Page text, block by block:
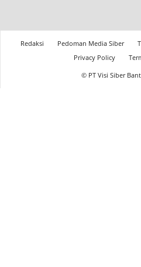
Redaksi Pedoman Media Siber
Privacy Policy
© PT Visi Siber